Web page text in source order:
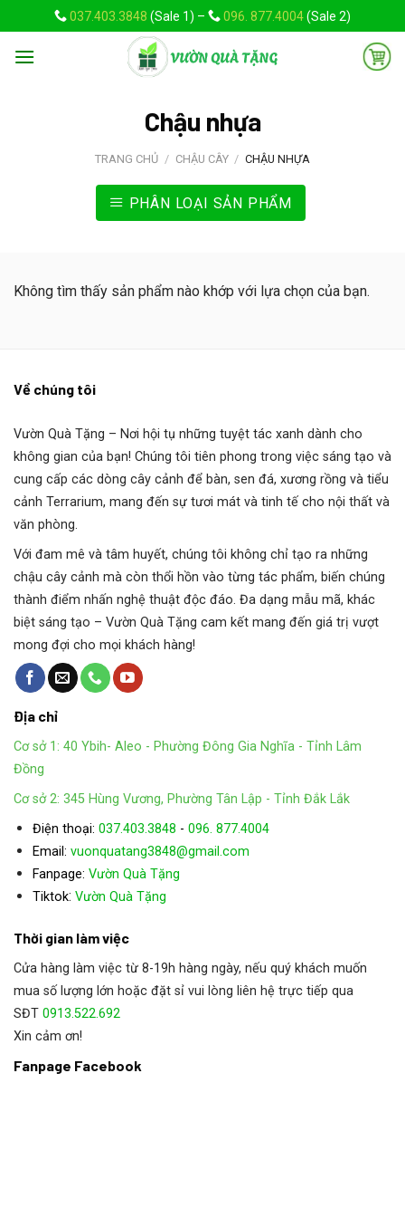
to
content
037.403.3848 (Sale 1) – 096. 877.4004(Sale 2)
Chậu nhựa
TRANG CHỦ / CHẬU CÂY / CHẬU NHỰA
PHÂN LOẠI SẢN PHẨM
Không tìm thấy sản phẩm nào khớp với lựa chọn của bạn.
Về chúng tôi
Vườn Quà Tặng – Nơi hội tụ những tuyệt tác xanh dành cho
không gian của bạn! Chúng tôi tiên phong trong việc sáng tạo và
cung cấp các dòng cây cảnh để bàn, sen đá, xương rồng và tiểu
cảnh Terrarium, mang đến sự tươi mát và tinh tế cho nội thất và
văn phòng.
Với đam mê và tâm huyết, chúng tôi không chỉ tạo ra những
chậu cây cảnh mà còn thổi hồn vào từng tác phẩm, biến chúng
thành điểm nhấn nghệ thuật độc đáo. Đa dạng mẫu mã, khác
biệt sáng tạo – Vườn Quà Tặng cam kết mang đến giá trị vượt
mong đợi cho mọi khách hàng!
Địa chỉ
Cơ sở 1: 40 Ybih- Aleo - Phường Đông Gia Nghĩa - Tỉnh Lâm
Đồng
Cơ sở 2: 345 Hùng Vương, Phường Tân Lập - Tỉnh Đắk Lắk
Điện thoại: 037.403.3848 - 096. 877.4004
Email: vuonquatang3848@gmail.com
Fanpage: Vườn Quà Tặng
Tiktok: Vườn Quà Tặng
Thời gian làm việc
Cửa hàng làm việc từ 8-19h hàng ngày, nếu quý khách muốn
mua số lượng lớn hoặc đặt sỉ vui lòng liên hệ trực tiếp qua
SĐT 0913.522.692
Xin cảm ơn!
Fanpage Facebook